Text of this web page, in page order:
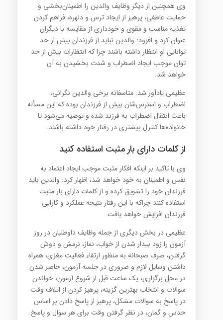
وی همچنین از دیگر وظایف والدین را اطمینان‌بخشی و
حمایت عاطفی، پرهیز از ایجاد ترس و دلهره، فراهم کردن
تغذیه مناسب و مقوی و خودداری از مقایسه با دیگران
عنوان کرد و افزود: والدین نباید از فرزندان بیش از حد
توانایی او انتظار داشته باشند چرا که انتظارات بیش از حد
توان موجب ایجاد اضطراب و شدت بخشیدن به آن
خواهد شد.
عظیمی یادآور شد: متاسفانه برخی والدین نگرانی،
اضطراب و استرس‌شان بیش از فرزندان بوده که این مسأله
باعث انتقال اضطراب به فرزند شده و توصیه می‌شود تا
خانواده‌ها کنترل بیشتری در رفتار خود داشته باشند.
از کلمات دارای بار مثبت استفاده کنید
وی با تاکید بر اینکه افکار مثبت موجب ایجاد اعتماد به
نفس و اطمینان به خود خواهد شد، اظهار کرد: والدین باید
فرزندان خود را تشویق کرده و از کلمات دارای بار مثبت
استفاده کنند چراکه با این رفتار نتیجه عملکرد و کارایی
فرزندان افزایش خواهد یافت.
عظیمی در بخش دیگری از جمله وظایف داوطلبان در روز
آزمون را زود بیدار شدن از خواب، نماز، نرمش و دوش
گرفتن، صرف صبحانه به منظور ارتقاء فعالیت مغزی، همراه
داشتن وسایل لازم و ضروری در جلسه آزمون، حاضر شدن
در محل برگزاری، یک ساعت قبل از شروع آزمون، خواندن
سوالات و انتخاب بهترین گزینه، پرهیز کردن از اتلاف وقت
در پاسخ به سوالات مشکل، پرهیز از پاسخ دادن بر اساس
حدس و گمان، در نظر گرفتن وقت برای هر سوال و پاسخ